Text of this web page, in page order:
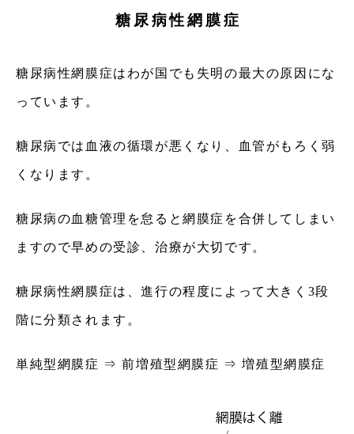
糖尿病性網膜症
糖尿病性網膜症はわが国でも失明の最大の原因にな
っています。
糖尿病では血液の循環が悪くなり、血管がもろく弱
くなります。
糖尿病の血糖管理を怠ると網膜症を合併してしまい
ますので早めの受診、治療が大切です。
糖尿病性網膜症は、進行の程度によって大きく3段
階に分類されます。
単純型網膜症 ⇒ 前増殖型網膜症 ⇒ 増殖型網膜症